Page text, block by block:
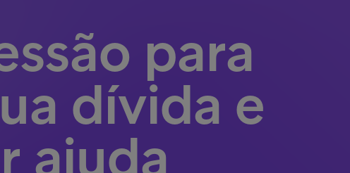
para
dívida e
ajuda